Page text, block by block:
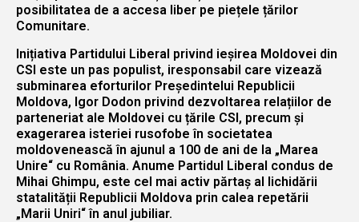
posibilitatea de a accesa liber pe piețele țărilor
Comunitare.
Inițiativa Partidului Liberal privind ieșirea Moldovei din
CSI este un pas populist, iresponsabil care vizează
subminarea eforturilor Președintelui Republicii
Moldova, Igor Dodon privind dezvoltarea relațiilor de
parteneriat ale Moldovei cu țările CSI, precum și
exagerarea isteriei rusofobe în societatea
moldovenească în ajunul a 100 de ani de la „Marea
Unire“ cu România. Anume Partidul Liberal condus de
Mihai Ghimpu, este cel mai activ părtaș al lichidării
statalității Republicii Moldova prin calea repetării
„Marii Uniri“ în anul jubiliar.